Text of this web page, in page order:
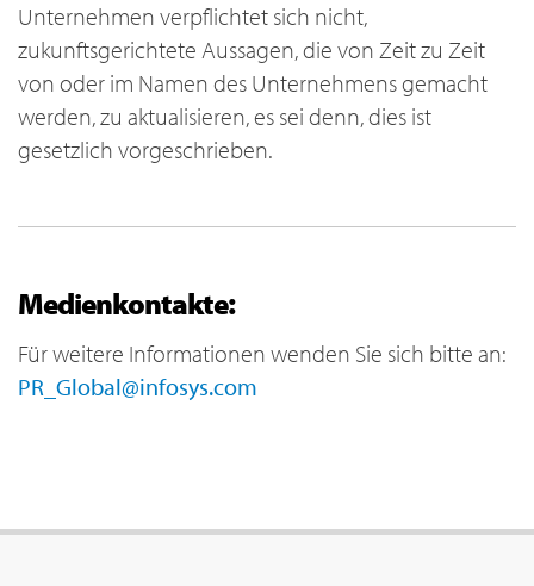
Unternehmen verpflichtet sich nicht,
zukunftsgerichtete Aussagen, die von Zeit zu Zeit
von oder im Namen des Unternehmens gemacht
werden, zu aktualisieren, es sei denn, dies ist
gesetzlich vorgeschrieben.
Medienkontakte:
Für weitere Informationen wenden Sie sich bitte an:
PR_Global@infosys.com